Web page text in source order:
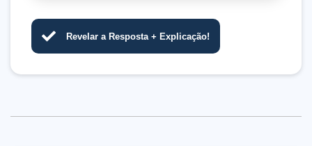
Revelar a Resposta + Explicação!